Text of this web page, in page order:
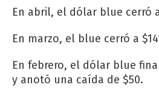
En abril, el dólar blue cerró
En marzo, el blue cerró a
En febrero, el dólar blue
y anotó una caída de $50.